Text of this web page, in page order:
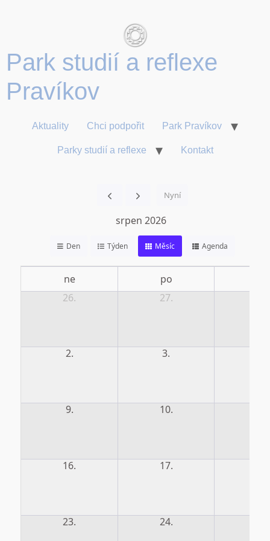
Park studií a reflexe
Aktuality Chci podpořit Park Pravíkov
Parky studií a reflexe Kontakt
Nyní
srpen 2026
Den Týden Měsíc Agenda
ne po
26.
27.
2. 3.
9. 10.
16. 17.
23. 24.